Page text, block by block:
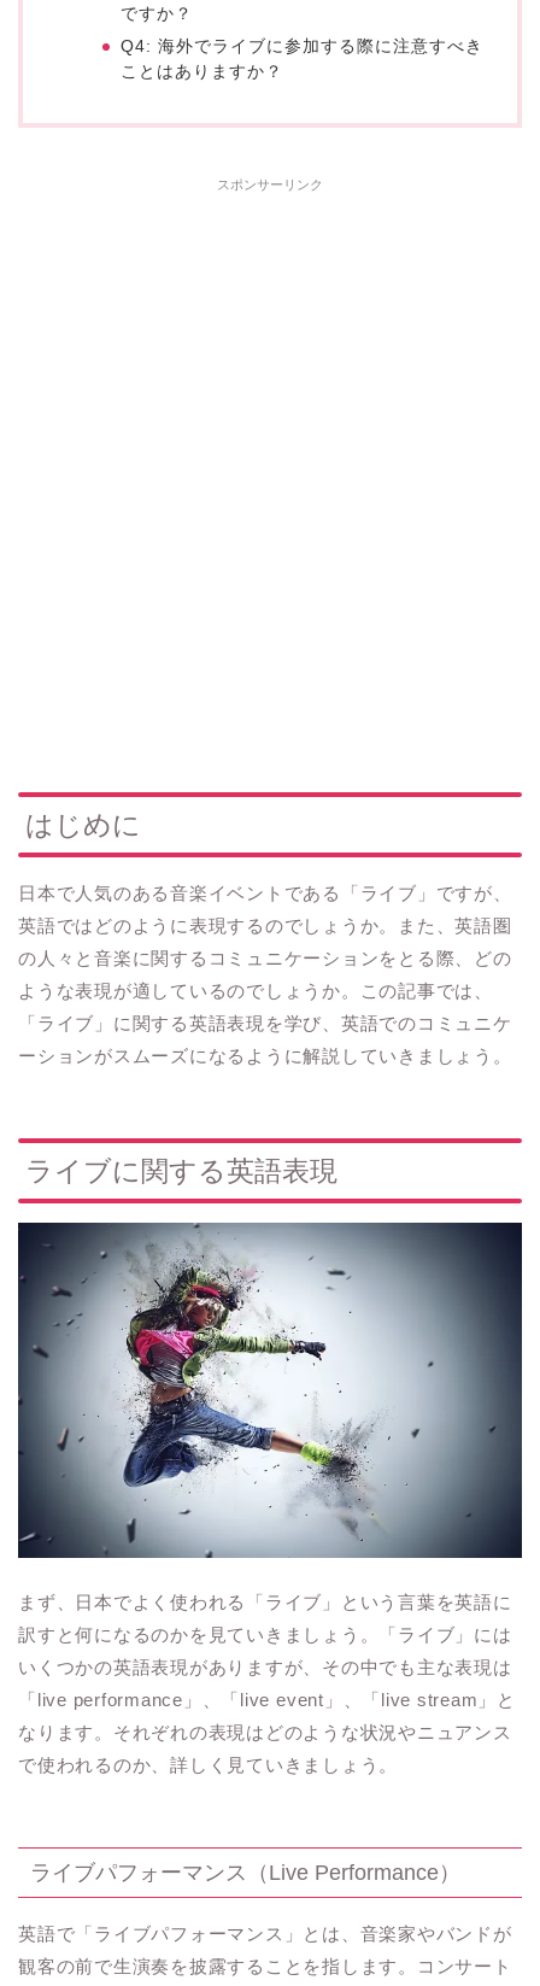
ですか？
Q4: 海外でライブに参加する際に注意すべき
ことはありますか？
スポンサーリンク
はじめに
日本で人気のある音楽イベントである「ライブ」ですが、
英語ではどのように表現するのでしょうか。また、英語圏
の人々と音楽に関するコミュニケーションをとる際、どの
ような表現が適しているのでしょうか。この記事では、
「ライブ」に関する英語表現を学び、英語でのコミュニケ
ーションがスムーズになるように解説していきましょう。
ライブに関する英語表現
まず、日本でよく使われる「ライブ」という言葉を英語に
訳すと何になるのかを見ていきましょう。「ライブ」には
いくつかの英語表現がありますが、その中でも主な表現は
「live performance」、「live event」、「live stream」と
なります。それぞれの表現はどのような状況やニュアンス
で使われるのか、詳しく見ていきましょう。
ライブパフォーマンス（Live Performance）
英語で「ライブパフォーマンス」とは、音楽家やバンドが
観客の前で生演奏を披露することを指します。コンサート